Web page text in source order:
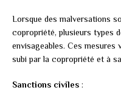
Lorsque des malversations
copropriété, plusieurs types
envisageables. Ces mesures
subi par la copropriété et à
Sanctions civiles :